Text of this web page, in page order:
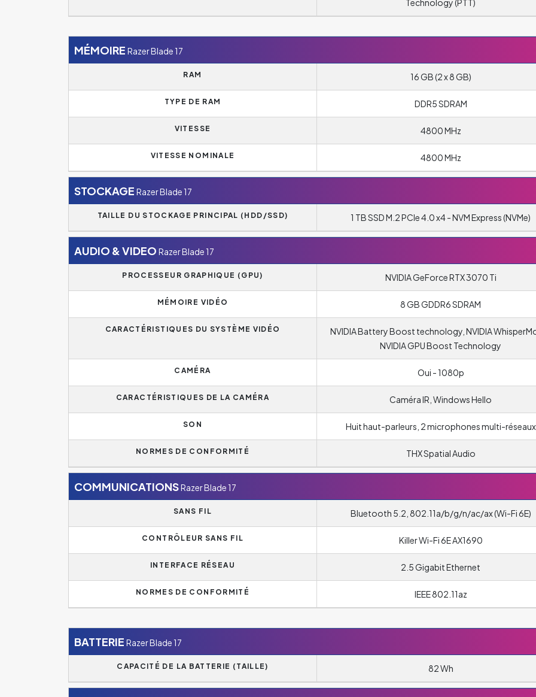
Technology (PTT)
MÉMOIRE Razer Blade 17
RAM 16 GB (2 x 8 GB)
TYPE DE RAM DDR5 SDRAM
VITESSE 4800 MHz
VITESSE NOMINALE 4800 MHz
STOCKAGE Razer Blade 17
TAILLE DU STOCKAGE PRINCIPAL (HDD/SSD) 1 TB SSD M.2 PCIe 4.0 x4 - NVM Express (NVMe)
AUDIO & VIDEO Razer Blade 17
PROCESSEUR GRAPHIQUE (GPU) NVIDIA GeForce RTX 3070 Ti
MÉMOIRE VIDÉO 8 GB GDDR6 SDRAM
CARACTÉRISTIQUES DU SYSTÈME VIDÉO
NVIDIA Battery Boost technology, NVIDIA
NVIDIA GPU Boost Technology
CAMÉRA Oui - 1080p
CARACTÉRISTIQUES DE LA CAMÉRA Caméra IR, Windows Hello
SON Huit haut-parleurs, 2 microphones multi-réseaux
NORMES DE CONFORMITÉ THX Spatial Audio
COMMUNICATIONSRazer Blade 17
SANS FIL Bluetooth 5.2, 802.11a/b/g/n/ac/ax (Wi-Fi 6E)
CONTRÔLEUR SANS FIL Killer Wi-Fi 6E AX1690
INTERFACE RÉSEAU 2.5 Gigabit Ethernet
NORMES DE CONFORMITÉ IEEE 802.11az
BATTERIE Razer Blade 17
CAPACITÉ DE LA BATTERIE (TAILLE) 82 Wh